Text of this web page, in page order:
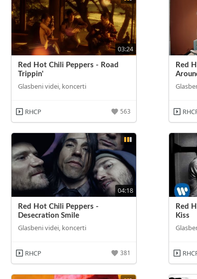
03:24
Red Hot Chili Peppers - Road
Trippin'
Glasbeni videi, koncerti
RHCP 563
Red
04:18
Red Hot Chili Peppers -
Desecration Smile
Glasbeni videi, koncerti
RHCP 381
Red
Kiss